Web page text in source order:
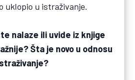
uklopio u istraživanje.
nalaze ili uvide iz knjige
Šta je novo u odnosu